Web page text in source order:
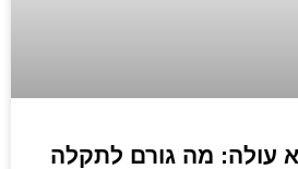
עולה: מה גורם לתקלה